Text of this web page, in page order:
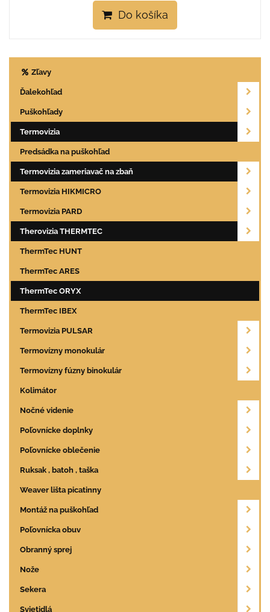
Do košíka
Zľavy
Ďalekohľad
Puškohľady
Termovizia
Predsádka na puškohľad
Termovizia zameriavač na zbaň
Termovizia HIKMICRO
Termovizia PARD
Therovizia THERMTEC
ThermTec HUNT
ThermTec ARES
ThermTec ORYX
ThermTec IBEX
Termovizia PULSAR
Termovízny monokulár
Termovízny fúzny binokulár
Kolimátor
Nočné videnie
Poľovnícke doplnky
Poľovnícke oblečenie
Ruksak , batoh , taška
Weaver lišta picatinny
Montáž na puškohľad
Poľovnícka obuv
Obranný sprej
Nože
Sekera
Svietidlá